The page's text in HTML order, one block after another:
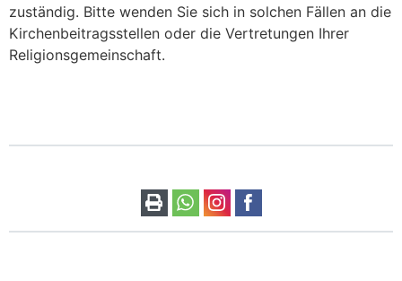
zuständig. Bitte wenden Sie sich in solchen Fällen an die
Kirchenbeitragsstellen oder die Vertretungen Ihrer
Religionsgemeinschaft.